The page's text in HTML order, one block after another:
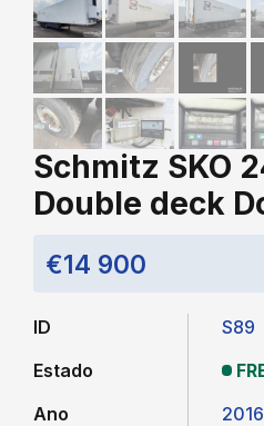
Schmitz SKO
Double deck
€14 900
ID
Estado
Ano
S89
2016